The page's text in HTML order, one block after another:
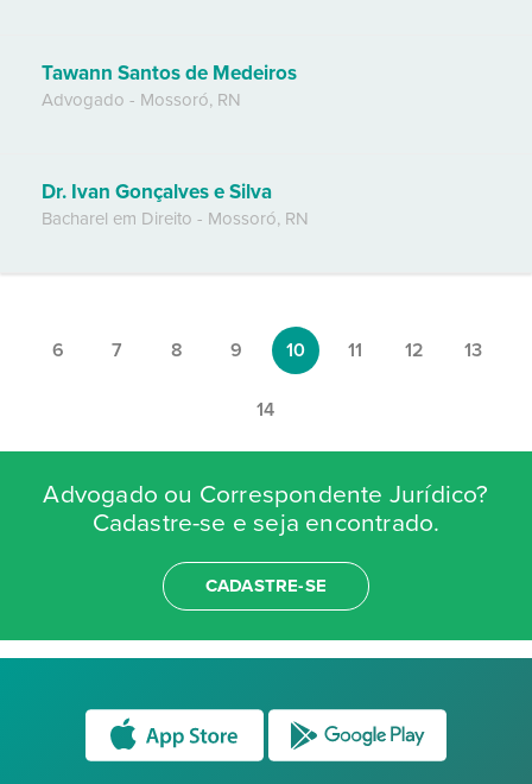
Tawann Santos de Medeiros
Advogado - Mossoró, RN
Dr. Ivan Gonçalves e Silva
Bacharel em Direito - Mossoró, RN
6 7 8 9 10 11 12 13
14
Advogado ou Correspondente Jurídico?
Cadastre-se e seja encontrado.
CADASTRE-SE